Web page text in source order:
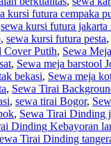
kursi futura cempaka
sewa kursi futura jakarta
, sewa kursi futura pesta,
Cover Putih, Sewa
, Sewa meja barstool
bekasi, Sewa meja
, Sewa Tirai
, sewa tirai Bogor,
, Sewa Tirai Dinding
Dinding Kebayoran
Tirai Dinding